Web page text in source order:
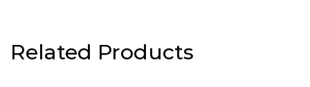
Related Products